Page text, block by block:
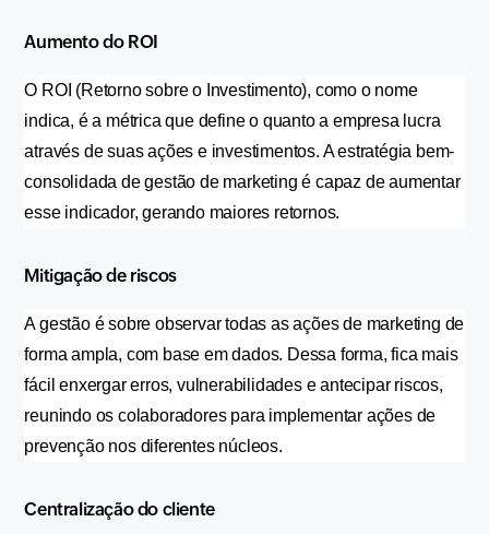
Aumento do ROI
O ROI (Retorno sobre o Investimento), como o nome
indica, é a métrica que define o quanto a empresa lucra
através de suas ações e investimentos. A estratégia bem-
consolidada de gestão de marketing é capaz de aumentar
esse indicador, gerando maiores retornos.
Mitigação de riscos
A gestão é sobre observar todas as ações de marketing de
forma ampla, com base em dados. Dessa forma, fica mais
fácil enxergar erros, vulnerabilidades e antecipar riscos,
reunindo os colaboradores para implementar ações de
prevenção nos diferentes núcleos.
Centralização do cliente